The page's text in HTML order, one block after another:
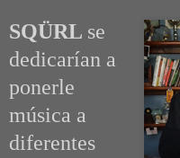
SQÜRL se
dedicarían a
ponerle
música a
diferentes